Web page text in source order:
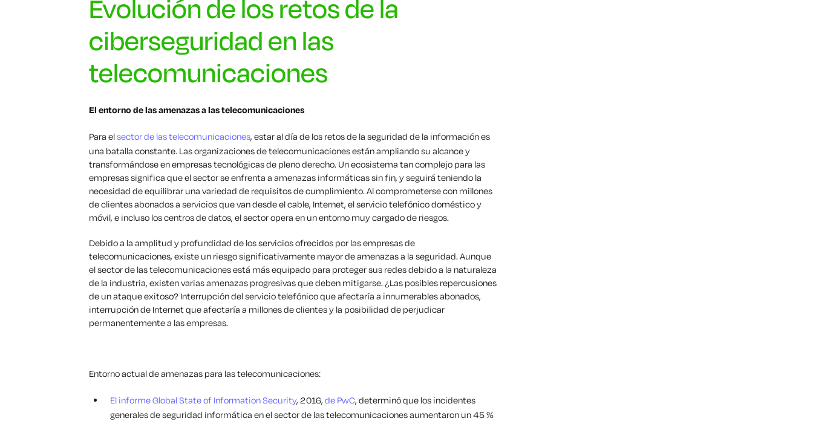
Evolución de los retos de la
ciberseguridad en las
telecomunicaciones
El entorno de las amenazas a las telecomunicaciones
Para elsector de las telecomunicaciones, estar al día de los retos de la seguridad de la información es
una batalla constante. Las organizaciones de telecomunicaciones están ampliando su alcance y
transformándose en empresas tecnológicas de pleno derecho. Un ecosistema tan complejo para las
empresas significa que el sector se enfrenta a amenazas informáticas sin fin, y seguirá teniendo la
necesidad de equilibrar una variedad de requisitos de cumplimiento. Al comprometerse con millones
de clientes abonados a servicios que van desde el cable, Internet, el servicio telefónico doméstico y
móvil, e incluso los centros de datos, el sector opera en un entorno muy cargado de riesgos.
Debido a la amplitud y profundidad de los servicios ofrecidos por las empresas de
telecomunicaciones, existe un riesgo significativamente mayor de amenazas a la seguridad. Aunque
el sector de las telecomunicaciones está más equipado para proteger sus redes debido a la naturaleza
de la industria, existen varias amenazas progresivas que deben mitigarse. ¿Las posibles repercusiones
de un ataque exitoso? Interrupción del servicio telefónico que afectaría a innumerables abonados,
interrupción de Internet que afectaría a millones de clientes y la posibilidad de perjudicar
permanentemente a las empresas.
Entorno actual de amenazas para las telecomunicaciones:
El informe Global State of Information Security, 2016, de PwC, determinó que los incidentes
generales de seguridad informática en el sector de las telecomunicaciones aumentaron un 45 %